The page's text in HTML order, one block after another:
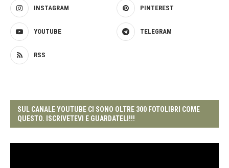
INSTAGRAM PINTEREST
YOUTUBE TELEGRAM
RSS
SUL CANALE YOUTUBE CI SONO OLTRE 300 FOTOLIBRI COME
QUESTO. ISCRIVETEVI E GUARDATELI!!!